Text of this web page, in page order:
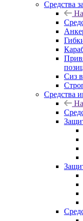
Средства
Сиз
Средства